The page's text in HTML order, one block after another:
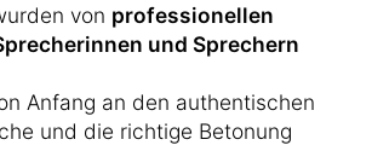
von professionellen
und Sprechern
Anfang an den authentischen
und die richtige Betonung